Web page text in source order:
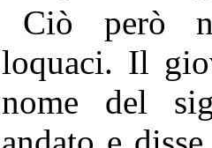
Ciò però
loquaci. Il
nome del